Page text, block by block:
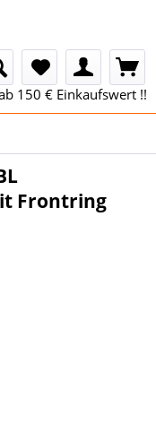
150 € Einkaufswert !!
Frontring